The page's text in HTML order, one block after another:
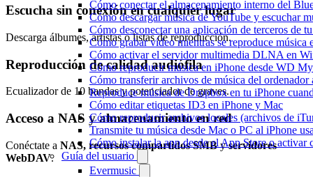
Cómo conectar el almacenamiento interno del
Cómo descargar música de YouTube y escuchar
Cómo desconectar una aplicación de terceros de
Cómo grabar vídeo mientras se reproduce música
Cómo activar el servidor multimedia DLNA en
Cómo reproducir música en iPhone desde WD
Cómo transferir archivos de música del
Reproduce música de Dropbox en tu iPhone
Cómo editar etiquetas ID3 en iPhone y Mac
Cómo reproducir archivos locales (archivos de
Transmite tu música desde Mac o PC al iPhone
Cómo instalar la app desde el App Store o
Guía del usuario
Evermusic
Escucha sin conexión en cualquier lugar
Descarga álbumes, artistas o listas de reproducción.
Reproducción de calidad audiófila
Ecualizador de 10 bandas y potenciador de graves.
Acceso a NAS y almacenamiento en red
Conéctate a NAS, recursos compartidos SMByservidores
WebDAV.